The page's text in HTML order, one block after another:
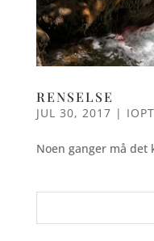
RENSELSE
JUL 30, 2017 | IOPT
Noen ganger må